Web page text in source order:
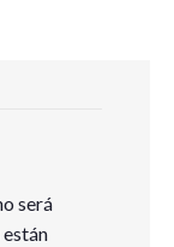
será